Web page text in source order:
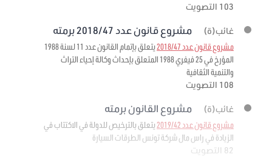
103 التصويت
غائب(ة) مشروع قانون عدد 2018/47 برمته
مشروع قانون عدد 2018/47
يتعلق بإتمام القانون عدد 11 لسنة 1988
المؤرخ في 25 فيفري 1988 المتعلق بإحداث وكالة إحياء التراث
والتنمية الثقافية
108 التصويت
غائب(ة) مشروع القانون برمته
مشروع قانون عدد 2019/42
يتعلق بالترخيص للدولة في الاكتتاب في
الزيادة في راس مال شركة تونس الطرقات السيارة
82 التصويت